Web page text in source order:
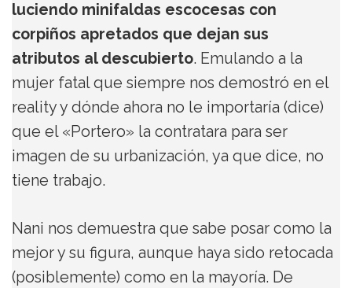
luciendo minifaldas escocesas con
corpiños apretados que dejan sus
atributos al descubierto. Emulando a la
mujer fatal que siempre nos demostró en el
reality y dónde ahora no le importaría (dice)
que el «Portero» la contratara para ser
imagen de su urbanización, ya que dice, no
tiene trabajo.
Nani nos demuestra que sabe posar como la
mejor y su figura, aunque haya sido retocada
(posiblemente) como en la mayoría. De